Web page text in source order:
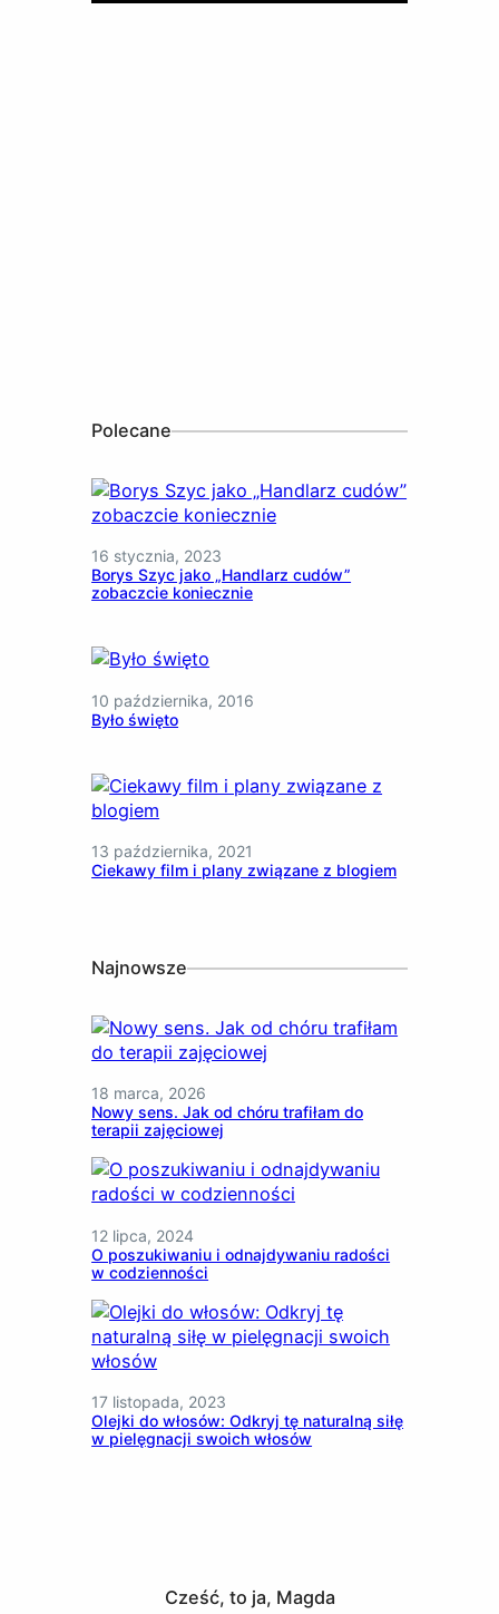
Polecane
16 stycznia, 2023
Borys Szyc jako „Handlarz cudów”
zobaczcie koniecznie
10 października, 2016
Było święto
13 października, 2021
Ciekawy film i plany związane z blogiem
Najnowsze
18 marca, 2026
Nowy sens. Jak od chóru trafiłam do
terapii zajęciowej
12 lipca, 2024
O poszukiwaniu i odnajdywaniu radości
w codzienności
17 listopada, 2023
Olejki do włosów: Odkryj tę naturalną siłę
w pielęgnacji swoich włosów
Cześć, to ja, Magda